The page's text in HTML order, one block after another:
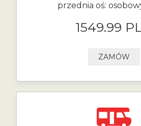
przednia oś:
1549.99
ZAMÓW